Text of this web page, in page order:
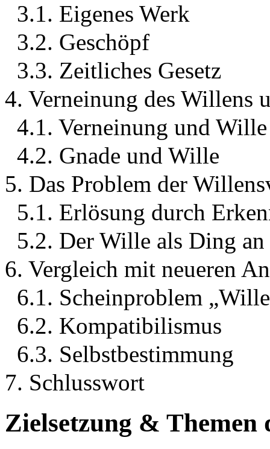
3.1. Eigenes Werk
3.2. Geschöpf
3.3. Zeitliches Gesetz
4. Verneinung des Willens
4.1. Verneinung und Wille
4.2. Gnade und Wille
5. Das Problem der
5.1. Erlösung durch
5.2. Der Wille als Ding an
6. Vergleich mit neueren
6.1. Scheinproblem
6.2. Kompatibilismus
6.3. Selbstbestimmung
7. Schlusswort
Zielsetzung & Themen